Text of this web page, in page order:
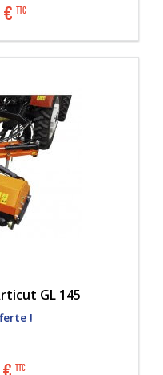
€ TTC
GL 145
TTC
!